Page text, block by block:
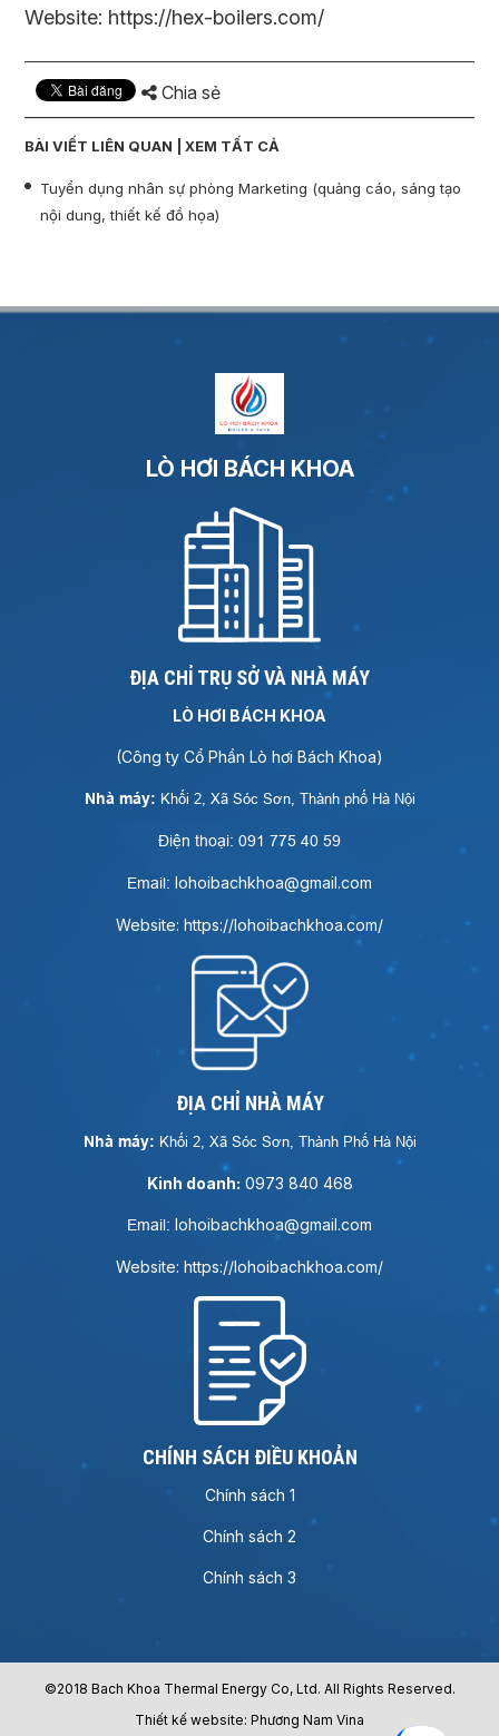
Website: https://hex-boilers.com/
Chia sẻ
BÀI VIẾT LIÊN QUAN | XEM TẤT CẢ
Tuyển dụng nhân sự phòng Marketing (quảng cáo, sáng tạo
nội dung, thiết kế đồ họa)
LÒ HƠI BÁCH KHOA
ĐỊA CHỈ TRỤ SỞ VÀ NHÀ MÁY
LÒ HƠI BÁCH KHOA
(Công ty Cổ Phần Lò hơi Bách Khoa)
Nhà máy: Khối 2, Xã Sóc Sơn, Thành phố Hà Nội
Điện thoại: 091 775 40 59
Email: lohoibachkhoa@gmail.com
Website: https://lohoibachkhoa.com/
ĐỊA CHỈ NHÀ MÁY
Nhà máy: Khối 2, Xã Sóc Sơn, Thành Phố Hà Nội
Kinh doanh: 0973 840 468
Email: lohoibachkhoa@gmail.com
Website: https://lohoibachkhoa.com/
CHÍNH SÁCH ĐIỀU KHOẢN
Chính sách 1
Chính sách 2
Chính sách 3
©2018 Bach Khoa Thermal Energy Co, Ltd. All Rights Reserved.
Thiết kế website: Phương Nam Vina